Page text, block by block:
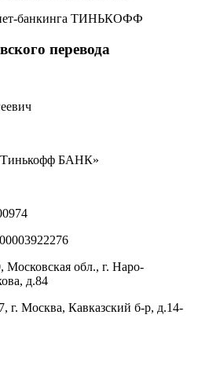
банкинга ТИНЬКОФФ
перевода
БАНК»
Московская обл., г. Наро-
д.84
г. Москва, Кавказский б-р, д.14-